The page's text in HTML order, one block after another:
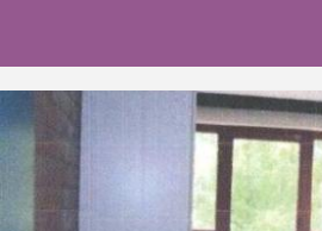
Studio meublé bien situé à 3
Louvain-la-Neuve. Il se situe au